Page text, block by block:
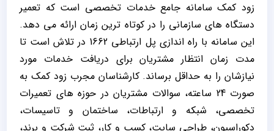
زود کمک سامانه جامع خدمات تخصصی است که تعمیر
دستگاه‌ های سازمانی را در کوتاه ترین زمان ارائه می دهد.
این سامانه با راه اندازی پل ارتباطی 1662 در تلاش است تا
مدت زمان انتظار مشتریان برای دریافت خدمات مورد
نیازشان را به حداقل برساند. کارشناسان مجرب زود کمک به
صورت 24 ساعته، سوالات مشتریان در حوزه های تعمیرات
تخصصی، شبکه و ارتباطات، ساختمان و تاسیسات،
دکوراسیون، طراحی سایت، کسب و کار، ثبت شرکت و برند،